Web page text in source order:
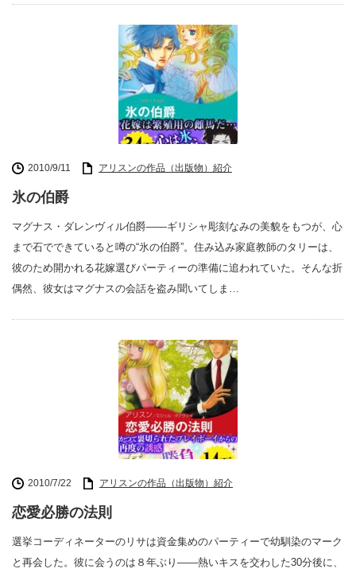
2010/9/11 アリスンの作品（出版物）紹介
氷の伯爵
マグナス・ダレンヴィル伯爵――ギリシャ彫刻なみの美貌をもつが、心
まで石でできていると噂の“氷の伯爵”。住み込み家庭教師のタリーは、
彼のため開かれる花嫁選びパーティーの準備に追われていた。そんな折
偶然、彼女はマグナスの会話を盗み聞いてしま…
2010/7/22 アリスンの作品（出版物）紹介
恋愛必勝の法則
選挙コーディネーターのリサは資金集めのパーティーで幼馴染のマーク
と再会した。彼に会うのは８年ぶり――熱いキスを交わした30分後に、